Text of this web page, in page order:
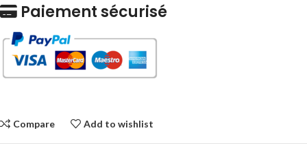
Paiement sécurisé
Compare Add to wishlist